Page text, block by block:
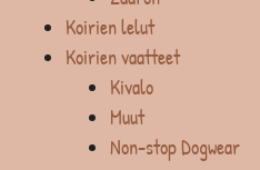
Koirien lelut
Koirien vaatteet
Kivalo
Muut
Non-stop Dogwear